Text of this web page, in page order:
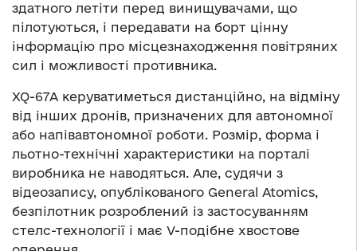
здатного летіти перед винищувачами, що
пілотуються, і передавати на борт цінну
інформацію про місцезнаходження повітряних
сил і можливості противника.
XQ-67A керуватиметься дистанційно, на відміну
від інших дронів, призначених для автономної
або напівавтономної роботи. Розмір, форма і
льотно-технічні характеристики на порталі
виробника не наводяться. Але, судячи з
відеозапису, опублікованого General Atomics,
безпілотник розроблений із застосуванням
стелс-технології і має V-подібне хвостове